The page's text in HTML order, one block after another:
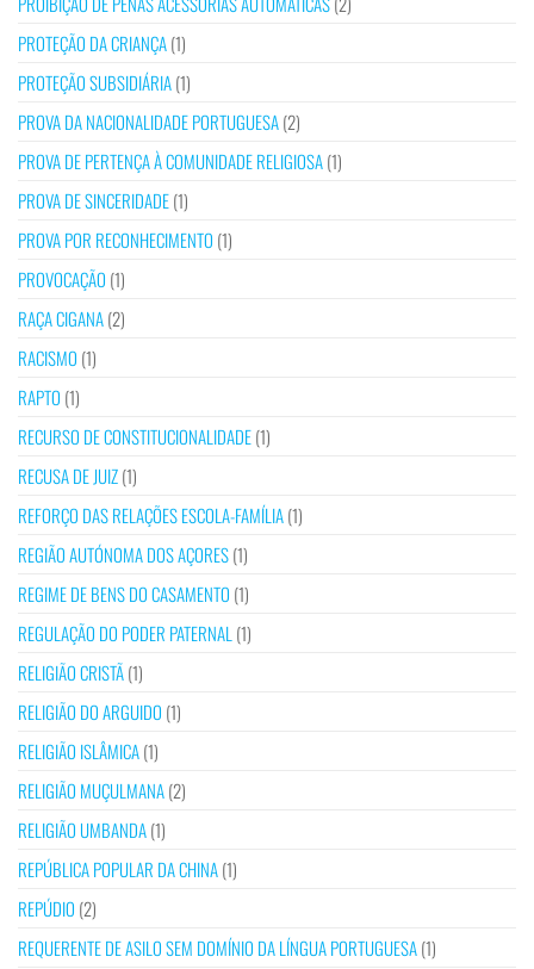
PROTEÇÃO DA CRIANÇA(1)
PROTEÇÃO SUBSIDIÁRIA(1)
PROVA DA NACIONALIDADE PORTUGUESA(2)
PROVA DE PERTENÇA À COMUNIDADE RELIGIOSA(1)
PROVA DE SINCERIDADE(1)
PROVA POR RECONHECIMENTO (1)
PROVOCAÇÃO (1)
RAÇA CIGANA(2)
RACISMO (1)
RAPTO (1)
RECURSO DE CONSTITUCIONALIDADE(1)
RECUSA DE JUIZ(1)
REFORÇO DAS RELAÇÕES ESCOLA-FAMÍLIA(1)
REGIÃO AUTÓNOMA DOS AÇORES(1)
REGIME DE BENS DO CASAMENTO (1)
REGULAÇÃO DO PODER PATERNAL (1)
RELIGIÃO CRISTÃ(1)
RELIGIÃO DO ARGUIDO (1)
RELIGIÃO ISLÂMICA(1)
RELIGIÃO MUÇULMANA(2)
RELIGIÃO UMBANDA(1)
REPÚBLICA POPULAR DA CHINA(1)
REPÚDIO (2)
REQUERENTE DE ASILO SEM DOMÍNIO DA LÍNGUA PORTUGUESA(1)